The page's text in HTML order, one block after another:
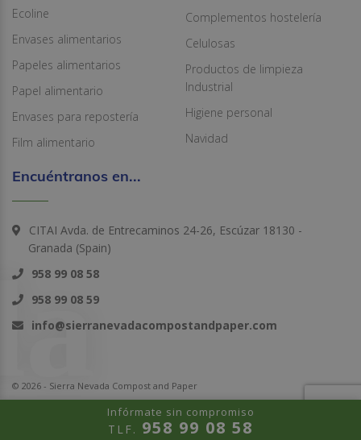
Infórmate sin compromiso
TLF. 958 99 08 58
Ecoline
Envases alimentarios
Papeles alimentarios
Papel alimentario
Envases para repostería
Film alimentario
Complementos hostelería
Celulosas
Productos de limpieza
Industrial
Higiene personal
Navidad
Encuéntranos en...
CITAI Avda. de Entrecaminos 24-26, Escúzar 18130 -
Granada (Spain)
958 99 08 58
958 99 08 59
info@sierranevadacompostandpaper.com
© 2026 - Sierra Nevada Compost and Paper